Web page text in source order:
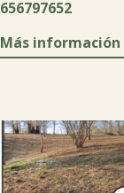
656797652
Más información